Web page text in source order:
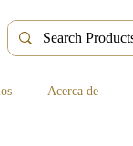
Acerca de